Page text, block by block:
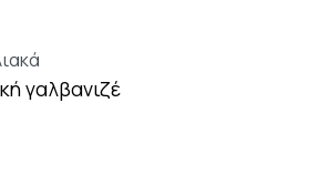
γαλβανιζέ